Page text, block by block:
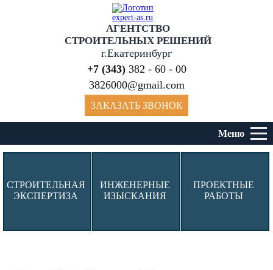
АГЕНТСТВО
СТРОИТЕЛЬНЫХ РЕШЕНИЙ
г.Екатеринбург
+7 (343)382 - 60 - 00
3826000@gmail.com
ЗАКАЗАТЬ ЗВОНОК
Меню
СТРОИТЕЛЬНАЯ
ЭКСПЕРТИЗА
ИНЖЕНЕРНЫЕ
ИЗЫСКАНИЯ
ПРОЕКТНЫЕ
РАБОТЫ